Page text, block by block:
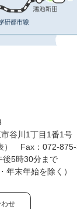
谷川1丁目1番1号
Fax：072-
後5時30分まで
年末年始を除く）
せ